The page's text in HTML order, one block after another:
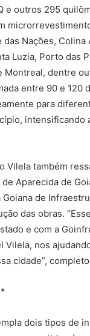
e outros 295
Nações, Colina
Luzia, Porto das
Montreal, dentre
entre 90 e 120
para
intensificando
Vilela também
Aparecida de
Goiana de
das obras.
e com a
Vilela, nos
cidade”,
dois tipos de